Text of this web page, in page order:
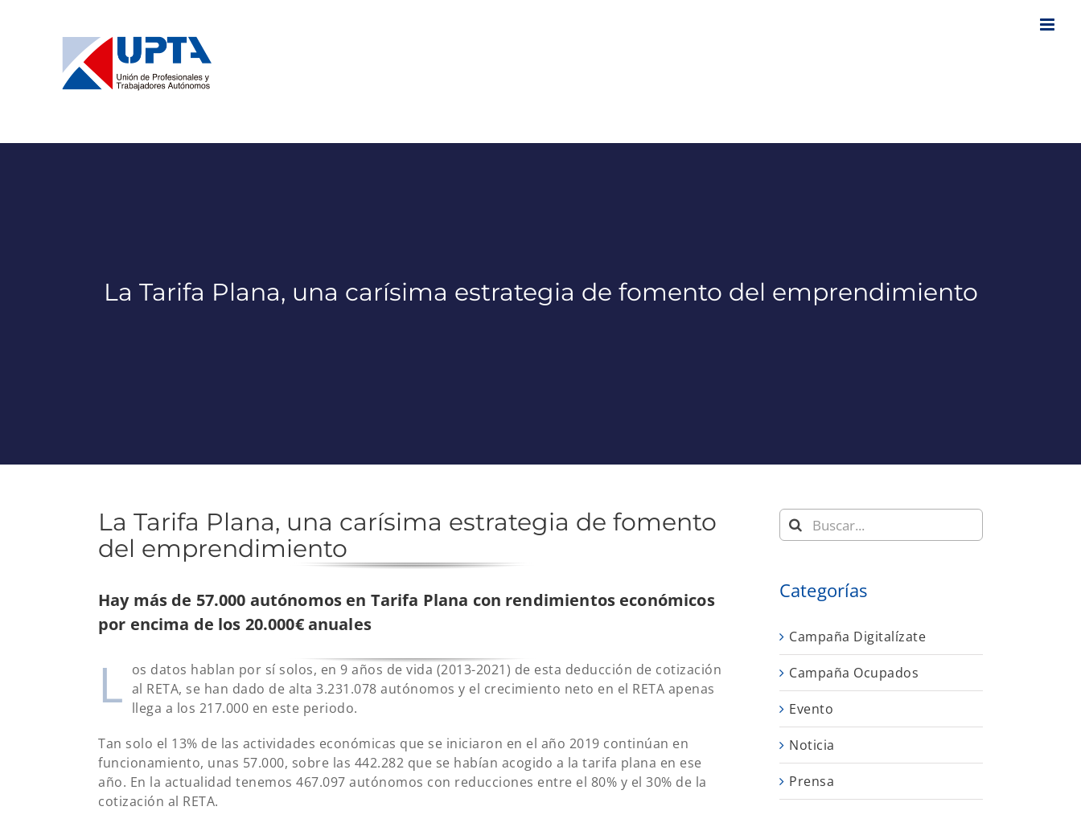
La Tarifa Plana, una carísima estrategia de fomento del emprendimiento
La Tarifa Plana, una carísima estrategia de fomento
del emprendimiento
Hay más de 57.000 autónomos en Tarifa Plana con rendimientos económicos
por encima de los 20.000€ anuales
L os datos hablan por sí solos, en 9 años de vida (2013-2021) de esta deducción de cotización
al RETA, se han dado de alta 3.231.078 autónomos y el crecimiento neto en el RETA apenas
llega a los 217.000 en este periodo.
Tan solo el 13% de las actividades económicas que se iniciaron en el año 2019 continúan en
funcionamiento, unas 57.000, sobre las 442.282 que se habían acogido a la tarifa plana en ese
año. En la actualidad tenemos 467.097 autónomos con reducciones entre el 80% y el 30% de la
cotización al RETA.
Buscar:
Categorías
Campaña Digitalízate
Campaña Ocupados
Evento
Noticia
Prensa